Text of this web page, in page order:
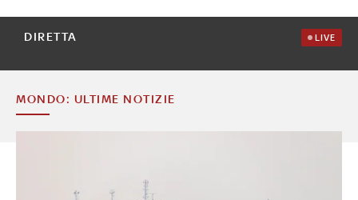
DIRETTA LIVE
MONDO: ULTIME NOTIZIE